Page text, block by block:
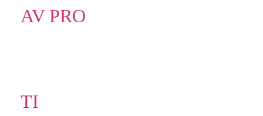
AV PRO
TI